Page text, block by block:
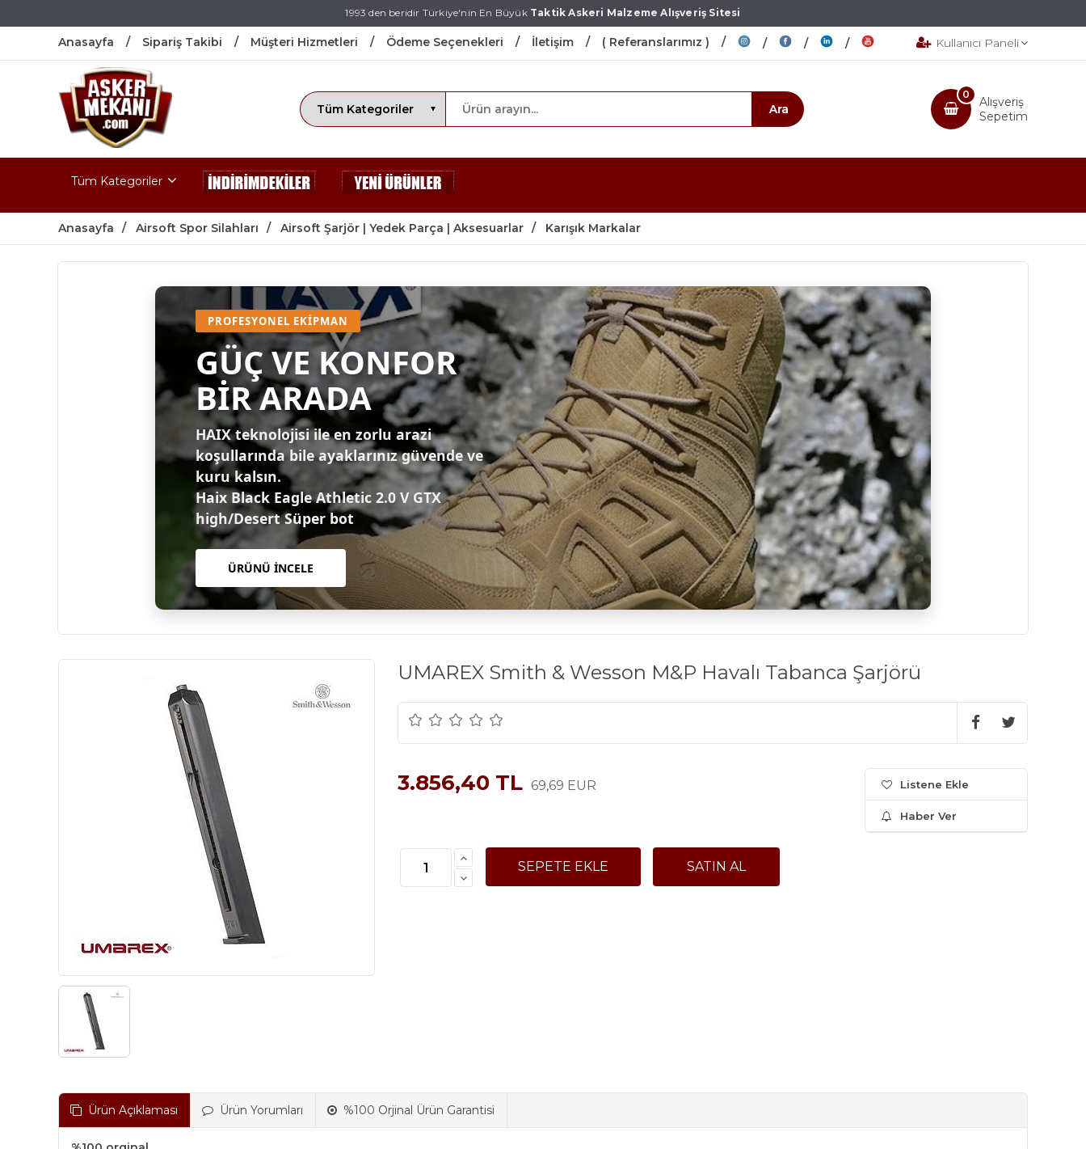
1993 den beridir Türkiye'nin En BüyükTaktik Askeri Malzeme Alışveriş Sitesi
Anasayfa Sipariş Takibi Müşteri Hizmetleri Ödeme Seçenekleri İletişim ( Referanslarımız ) Kullanıcı Paneli
Alışveriş
Sepetim
0
Tüm Kategoriler
Anasayfa Airsoft Spor Silahları Airsoft Şarjör | Yedek Parça | Aksesuarlar Karışık Markalar
PROFESYONEL EKIPMAN
GÜÇ VE KONFOR
BİR ARADA
HAIX teknolojisi ile en zorlu arazi
koşullarında bile ayaklarınız güvende ve
kuru kalsın.
Haix Black Eagle Athletic 2.0 V GTX
high/Desert Süper bot
ÜRÜNÜ İNCELE
UMAREX Smith & Wesson M&P Havalı Tabanca Şarjörü
3.856,40 TL 69,69 EUR Listene Ekle
Haber Ver
Ürün Açıklaması Ürün Yorumları %100 Orjinal Ürün Garantisi